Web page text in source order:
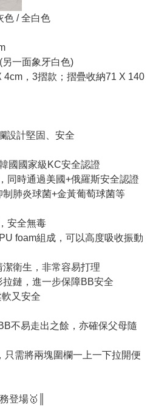
色 / 全白色
一面象牙白色)
4cm，3摺款；摺疊收納71 X 140
設計堅固、安全
國國家級KC安全認證
同時通過美國+俄羅斯安全認證
肺炎球菌+金黃葡萄球菌等
安全無毒
foam組成，可以高度吸收振動
衛生，非常容易打理
鏈，進一步保障BB安全
又安全
不易走出之餘，亦確保父母隨
需將兩塊圍欄一上一下拉開便
登場🥇║